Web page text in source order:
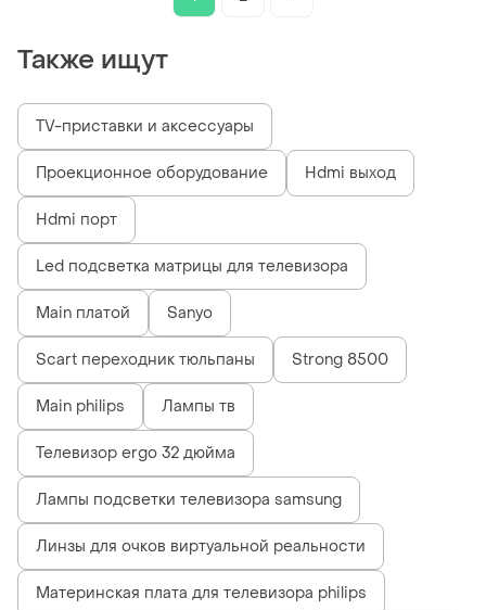
Также ищут
TV-приставки и аксессуары
Проекционное оборудование Hdmi выход
Hdmi порт
Led подсветка матрицы для телевизора
Main платой Sanyo
Scart переходник тюльпаны Strong 8500
Main philips Лампы тв
Телевизор ergo 32 дюйма
Лампы подсветки телевизора samsung
Линзы для очков виртуальной реальности
Материнская плата для телевизора philips